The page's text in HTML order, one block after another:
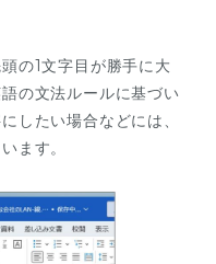
の1文字目が勝手に大
の文法ルールに基づい
したい場合などには、
ます。